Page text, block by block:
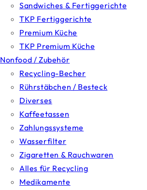
Sandwiches & Fertiggerichte
TKP Fertiggerichte
Premium Küche
TKP Premium Küche
Nonfood / Zubehör
Recycling-Becher
Rührstäbchen / Besteck
Diverses
Kaffeetassen
Zahlungssysteme
Wasserfilter
Zigaretten & Rauchwaren
Alles für Recycling
Medikamente